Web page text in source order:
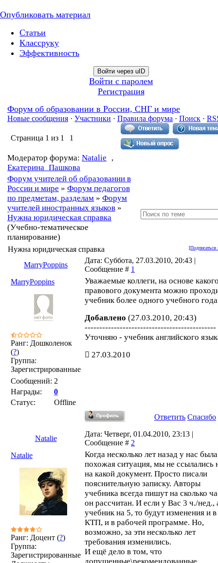
Опубликовать материал
Статьи
Классруку
Эффективность
Войти через uID
Войти с паролем
Регистрация
Форум об образовании в России, СНГ и мире
Новые сообщения · Участники · Правила форума · Поиск ·
Страница 1 из 1 1
Модератор форума: Natalie
,
Екатерина_Пашкова
Форум учителей об образовании в
России и мире » Форум педагогов
по предметам, разделам » Форум
учителей иностранных языков »
Нужна юридическая справка
(Учебно-тематическое
планирование)
[Подписаться
Нужна юридическая справка
MarryPoppins
Дата: Суббота, 27.03.2010, 20:43 |
Сообщение # 1
MarryPoppins
Ранг: Дошколенок
(?)
Группа:
Зарегистрированные
Сообщений: 2
Награды:
0
Статус:
Offline
Уважаемые коллеги, на основе
правового документа можно
учебник более одного учебного
Добавлено (27.03.2010, 20:43)
---------------------------------------------
Уточняю - учебник английского
27.03.2010
Ответить Спасибо
Natalie
Дата: Четверг, 01.04.2010, 23:13 |
Сообщение # 2
Natalie
Ранг: Доцент (?)
Группа:
Зарегистрированные
Когда несколько лет назад у нас была
похожая ситуация, мы не ссылались
на какой документ. Просто писали
пояснительную записку. Авторы
учебника всегда пишут на сколько
он рассчитан. И если у Вас 3 ч./нед.,
учебник на 5, то будут изменения и в
КТП, и в рабочей программе. Но,
возможно, за эти несколько лет
требования изменились.
И ещё дело в том, что